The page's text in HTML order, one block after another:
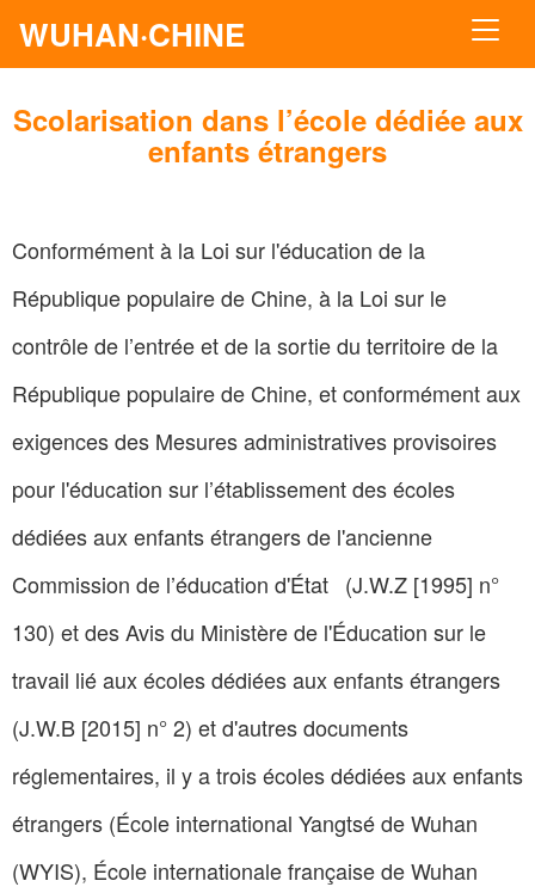
WUHAN·CHINE
Scolarisation dans l’école dédiée aux
enfants étrangers
Conformément à la Loi sur l'éducation de la
République populaire de Chine, à la Loi sur le
contrôle de l’entrée et de la sortie du territoire de la
République populaire de Chine, et conformément aux
exigences des Mesures administratives provisoires
pour l'éducation sur l’établissement des écoles
dédiées aux enfants étrangers de l'ancienne
Commission de l’éducation d'État (J.W.Z [1995] n°
130) et des Avis du Ministère de l'Éducation sur le
travail lié aux écoles dédiées aux enfants étrangers
(J.W.B [2015] n° 2) et d'autres documents
réglementaires, il y a trois écoles dédiées aux enfants
étrangers (École international Yangtsé de Wuhan
(WYIS), École internationale française de Wuhan